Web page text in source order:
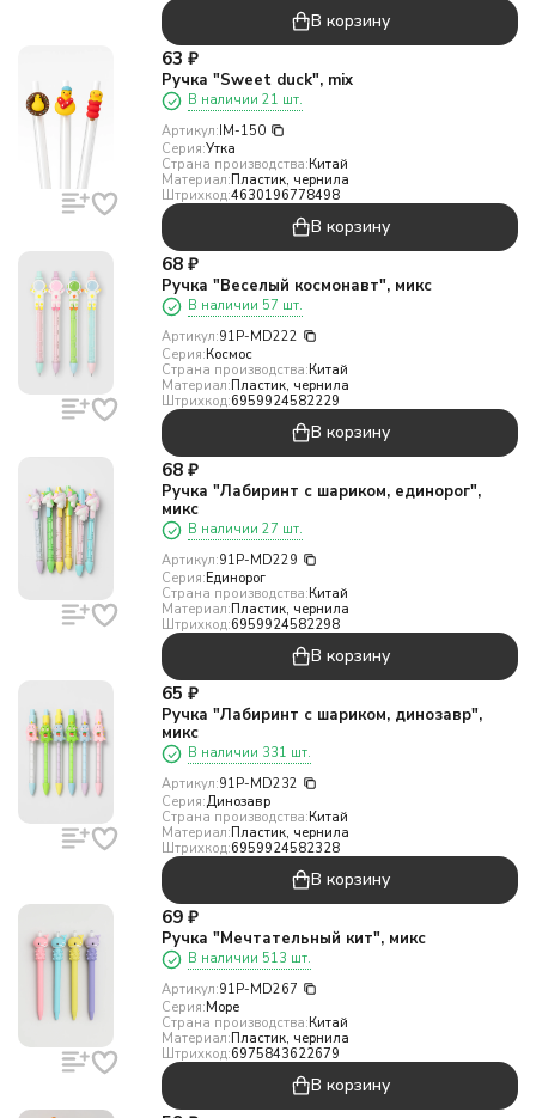
В корзину
63 ₽
Ручка "Sweet duck", mix
В наличии 21 шт.
Артикул:IM-150
Серия:Утка
Страна производства:Китай
Материал:Пластик, чернила
Штрихкод:4630196778498
В корзину
68 ₽
Ручка "Веселый космонавт", микс
В наличии 57 шт.
Артикул:91P-MD222
Серия:Космос
Страна производства:Китай
Материал:Пластик, чернила
Штрихкод:6959924582229
В корзину
68 ₽
Ручка "Лабиринт с шариком, единорог",
микс
В наличии 27 шт.
Артикул:91P-MD229
Серия:Единорог
Страна производства:Китай
Материал:Пластик, чернила
Штрихкод:6959924582298
В корзину
65 ₽
Ручка "Лабиринт с шариком, динозавр",
микс
В наличии 331 шт.
Артикул:91P-MD232
Серия:Динозавр
Страна производства:Китай
Материал:Пластик, чернила
Штрихкод:6959924582328
В корзину
69 ₽
Ручка "Мечтательный кит", микс
В наличии 513 шт.
Артикул:91P-MD267
Серия:Море
Страна производства:Китай
Материал:Пластик, чернила
Штрихкод:6975843622679
В корзину